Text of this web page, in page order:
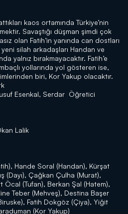
kaos ortamında Türkiye’nin
Savaştığı düşman şimdi çok
olan Fatih’in yanında can dostları
yeni silah arkadaşları Handan ve
yalnız bırakmayacaktır. Fatih’e
yollarında yol gösteren ise,
biri, Kor Yakup olacaktır.
Esenkal, Serdar Öğretici
Lalik
Hande Soral (Handan), Kürşat
(Dayı), Çağkan Çulha (Murat),
(Tufan), Berkan Şal (Hatem),
Teber (Mehveş), Destina Başer
Fatih Dokgöz (Çiya), Yiğit
(Kor Yakup)